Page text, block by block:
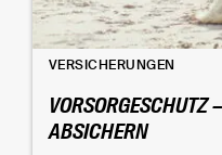
VERSICHERUNGEN
VORSORGESCHUTZ
ABSICHERN